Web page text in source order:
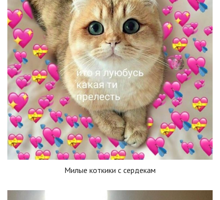
Милые коткики с сердекам